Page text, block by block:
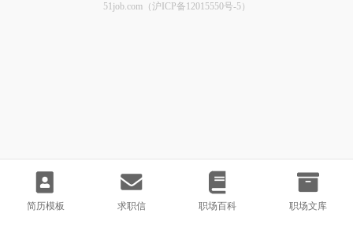
简历模板 求职信 职场百科 职场文库
51job.com（沪ICP备12015550号-5）